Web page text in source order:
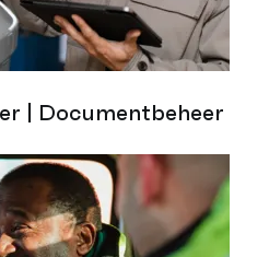
| Documentbeheer